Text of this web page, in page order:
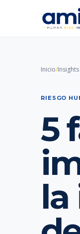
Inicio/Insights
RIESGO
5